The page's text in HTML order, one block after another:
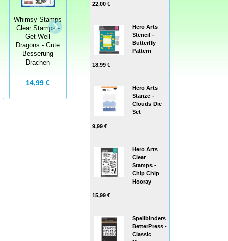
Whimsy Stamps
Clear Stamps -
Get Well
Dragons - Gute
Besserung
Drachen
14,99 €
Whimsy Stamps
Clear Stamps -
Goth Doll Boy -
Goth Junge
22,00 €
Hero Arts
Stencil -
Butterfly
Pattern
18,99 €
Hero Arts
Stanze -
Clouds Die
Set
9,99 €
Hero Arts
Clear
Stamps -
Chip Chip
Hooray
15,99 €
Spellbinders
BetterPress -
Classic